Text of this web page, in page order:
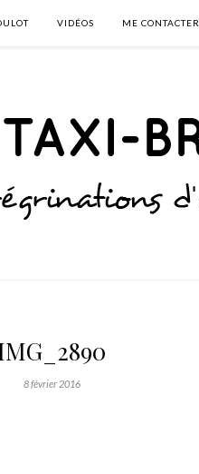
VIDÉOS ME CONTACTER
8 février 2016